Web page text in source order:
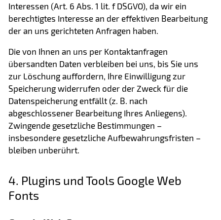
Interessen (Art. 6 Abs. 1 lit. f DSGVO), da wir ein
berechtigtes Interesse an der effektiven Bearbeitung
der an uns gerichteten Anfragen haben.
Die von Ihnen an uns per Kontaktanfragen
übersandten Daten verbleiben bei uns, bis Sie uns
zur Löschung auffordern, Ihre Einwilligung zur
Speicherung widerrufen oder der Zweck für die
Datenspeicherung entfällt (z. B. nach
abgeschlossener Bearbeitung Ihres Anliegens).
Zwingende gesetzliche Bestimmungen –
insbesondere gesetzliche Aufbewahrungsfristen –
bleiben unberührt.
4. Plugins und Tools Google Web
Fonts